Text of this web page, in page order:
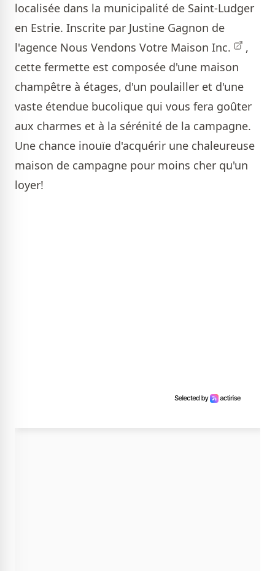
localisée dans la municipalité de Saint-Ludger
en Estrie. Inscrite par Justine Gagnon de
l'agence Nous Vendons Votre Maison Inc.
,
cette fermette est composée d'une maison
champêtre à étages, d'un poulailler et d'une
vaste étendue bucolique qui vous fera goûter
aux charmes et à la sérénité de la campagne.
Une chance inouïe d'acquérir une chaleureuse
maison de campagne pour moins cher qu'un
loyer!